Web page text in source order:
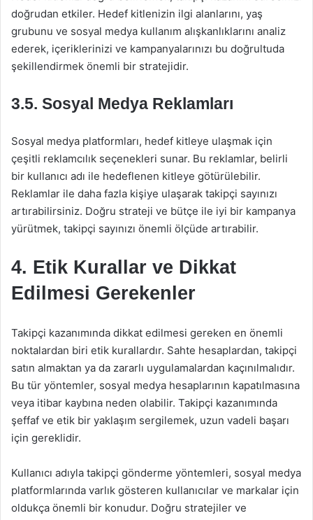
doğrudan etkiler. Hedef kitlenizin ilgi alanlarını, yaş
grubunu ve sosyal medya kullanım alışkanlıklarını analiz
ederek, içeriklerinizi ve kampanyalarınızı bu doğrultuda
şekillendirmek önemli bir stratejidir.
3.5. Sosyal Medya Reklamları
Sosyal medya platformları, hedef kitleye ulaşmak için
çeşitli reklamcılık seçenekleri sunar. Bu reklamlar, belirli
bir kullanıcı adı ile hedeflenen kitleye götürülebilir.
Reklamlar ile daha fazla kişiye ulaşarak takipçi sayınızı
artırabilirsiniz. Doğru strateji ve bütçe ile iyi bir kampanya
yürütmek, takipçi sayınızı önemli ölçüde artırabilir.
4. Etik Kurallar ve Dikkat
Edilmesi Gerekenler
Takipçi kazanımında dikkat edilmesi gereken en önemli
noktalardan biri etik kurallardır. Sahte hesaplardan, takipçi
satın almaktan ya da zararlı uygulamalardan kaçınılmalıdır.
Bu tür yöntemler, sosyal medya hesaplarının kapatılmasına
veya itibar kaybına neden olabilir. Takipçi kazanımında
şeffaf ve etik bir yaklaşım sergilemek, uzun vadeli başarı
için gereklidir.
Kullanıcı adıyla takipçi gönderme yöntemleri, sosyal medya
platformlarında varlık gösteren kullanıcılar ve markalar için
oldukça önemli bir konudur. Doğru stratejiler ve